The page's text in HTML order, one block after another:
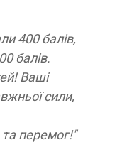
400 балів,
балів.
Ваші
сили,
перемог!"